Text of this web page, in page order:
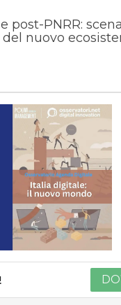
post-PNRR:
nuovo